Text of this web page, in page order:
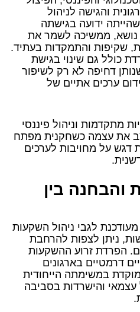
והגישה לניהול
ידועה בגישתה
ממשיכה לשמר את
שקיפות והתמקדות בעתיד.
כולל גם שינוי בגישת
דחיפה לא רק לשיפור
ערכים אתיים של
מתקדמות וניהול פיננסי
את עצמה כשחקנית מפתח
על מחויבות לערכים
והבחנה בין
לגבי ניהול השקעות
ניתן לצפות להרחבת
הפרדת זרוע ההשקעות
דרמטיים בארגונים
במשימתה הייחודית
והישרדות בסביבה